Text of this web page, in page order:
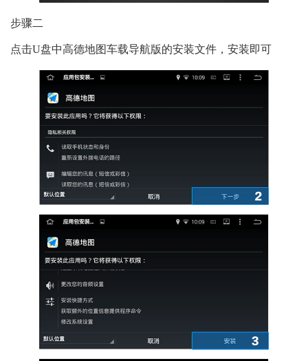
步骤二
点击U盘中高德地图车载导航版的安装文件，安装即可